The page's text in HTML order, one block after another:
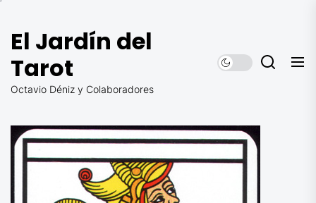
contenido
El Jardín del
Tarot
Octavio Déniz y Colaboradores